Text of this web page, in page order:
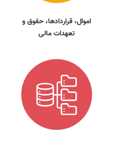
اموال، قراردادها، حقوق و
تعهدات مالی